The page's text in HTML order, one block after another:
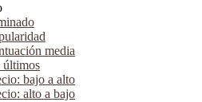
media
últimos
bajo a alto
alto a bajo